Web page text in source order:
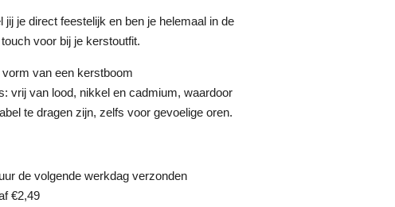
jij je direct feestelijk en ben je helemaal in de
voor bij je kerstoutfit.
van een kerstboom
vrij van lood, nikkel en cadmium, waardoor
te dragen zijn, zelfs voor gevoelige oren.
de volgende werkdag verzonden
€2,49